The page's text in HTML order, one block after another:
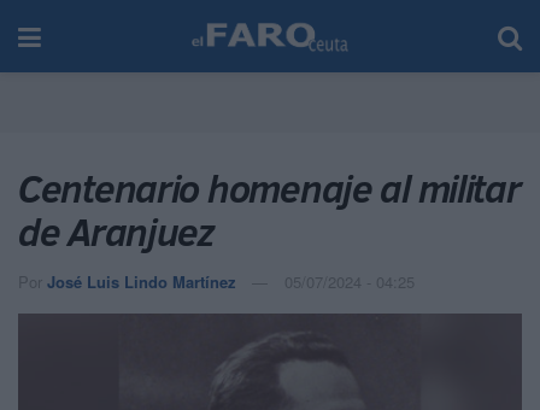
Centenario homenaje al militar
de Aranjuez
Por José Luis Lindo Martínez 05/07/2024 - 04:25